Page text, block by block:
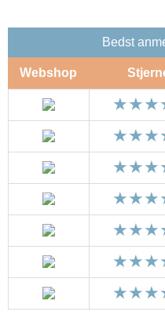
Bedst
Webshop